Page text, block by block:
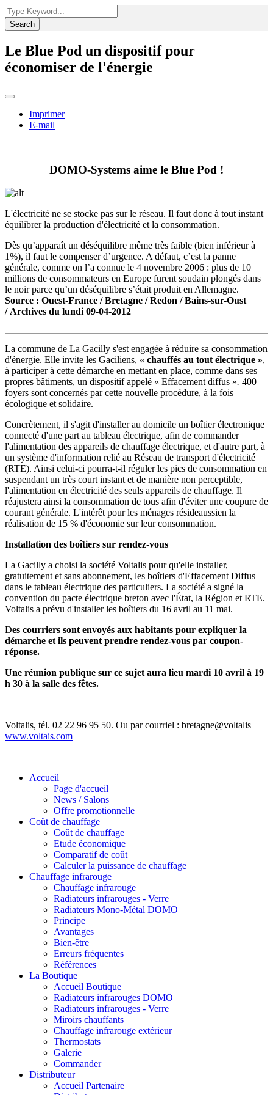
Search
Le Blue Pod un dispositif pour
économiser de l'énergie
Imprimer
E-mail
DOMO-Systems aime le Blue Pod !
L'électricité ne se stocke pas sur le réseau. Il faut donc à tout instant
équilibrer la production d'électricité et la consommation.
Dès qu’apparaît un déséquilibre même très faible (bien inférieur à
1%), il faut le compenser d’urgence. A défaut, c’est la panne
générale, comme on l’a connue le 4 novembre 2006 : plus de 10
millions de consommateurs en Europe furent soudain plongés dans
le noir parce qu’un déséquilibre s’était produit en Allemagne.
Source : Ouest-France / Bretagne / Redon / Bains-sur-Oust
/ Archives du lundi 09-04-2012
La commune de La Gacilly s'est engagée à réduire sa consommation
d'énergie. Elle invite les Gaciliens, « chauffés au tout électrique »,
à participer à cette démarche en mettant en place, comme dans ses
propres bâtiments, un dispositif appelé « Effacement diffus ». 400
foyers sont concernés par cette nouvelle procédure, à la fois
écologique et solidaire.
Concrètement, il s'agit d'installer au domicile un boîtier électronique
connecté d'une part au tableau électrique, afin de commander
l'alimentation des appareils de chauffage électrique, et d'autre part, à
un système d'information relié au Réseau de transport d'électricité
(RTE). Ainsi celui-ci pourra-t-il réguler les pics de consommation en
suspendant un très court instant et de manière non perceptible,
l'alimentation en électricité des seuls appareils de chauffage. Il
réajustera ainsi la consommation de tous afin d'éviter une coupure de
courant générale. L'intérêt pour les ménages résideaussien la
réalisation de 15 % d'économie sur leur consommation.
Installation des boîtiers sur rendez-vous
La Gacilly a choisi la société Voltalis pour qu'elle installer,
gratuitement et sans abonnement, les boîtiers d'Effacement Diffus
dans le tableau électrique des particuliers. La société a signé la
convention du pacte électrique breton avec l'État, la Région et RTE.
Voltalis a prévu d'installer les boîtiers du 16 avril au 11 mai.
Des courriers sont envoyés aux habitants pour expliquer la
démarche et ils peuvent prendre rendez-vous par coupon-
réponse.
Une réunion publique sur ce sujet aura lieu mardi 10 avril à 19
h 30 à la salle des fêtes.
Voltalis, tél. 02 22 96 95 50. Ou par courriel : bretagne@voltalis
www.voltais.com
Accueil
Page d'accueil
News / Salons
Offre promotionnelle
Coût de chauffage
Coût de chauffage
Etude économique
Comparatif de coût
Calculer la puissance de chauffage
Chauffage infrarouge
Chauffage infrarouge
Radiateurs infrarouges - Verre
Radiateurs Mono-Métal DOMO
Principe
Avantages
Bien-être
Erreurs fréquentes
Références
La Boutique
Accueil Boutique
Radiateurs infrarouges DOMO
Radiateurs infrarouges - Verre
Miroirs chauffants
Chauffage infrarouge extérieur
Thermostats
Galerie
Commander
Distributeur
Accueil Partenaire